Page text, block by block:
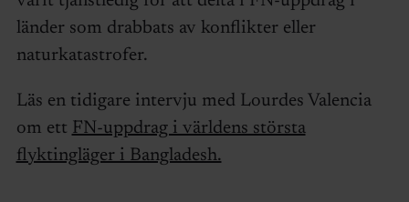
länder som drabbats av konflikter eller
naturkatastrofer.
Läs en tidigare intervju med Lourdes Valencia
om ett FN-uppdrag i världens största
flyktingläger i Bangladesh.